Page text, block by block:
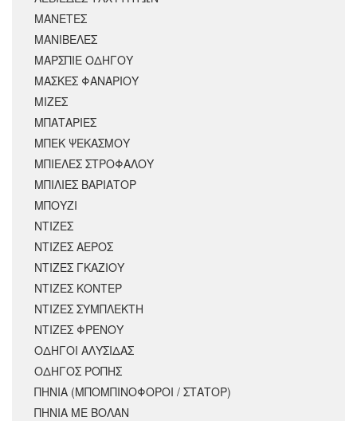
ΜΑΝΕΤΕΣ
ΜΑΝΙΒΕΛΕΣ
ΜΑΡΣΠΙΕ ΟΔΗΓΟΥ
ΜΑΣΚΕΣ ΦΑΝΑΡΙΟΥ
ΜΙΖΕΣ
ΜΠΑΤΑΡΙΕΣ
ΜΠΕΚ ΨΕΚΑΣΜΟΥ
ΜΠΙΕΛΕΣ ΣΤΡΟΦΑΛΟΥ
ΜΠΙΛΙΕΣ ΒΑΡΙΑΤΟΡ
ΜΠΟΥΖΙ
ΝΤΙΖΕΣ
ΝΤΙΖΕΣ ΑΕΡΟΣ
ΝΤΙΖΕΣ ΓΚΑΖΙΟΥ
ΝΤΙΖΕΣ ΚΟΝΤΕΡ
ΝΤΙΖΕΣ ΣΥΜΠΛΕΚΤΗ
ΝΤΙΖΕΣ ΦΡΕΝΟΥ
ΟΔΗΓΟΙ ΑΛΥΣΙΔΑΣ
ΟΔΗΓΟΣ ΡΟΠΗΣ
ΠΗΝΙΑ (ΜΠΟΜΠΙΝΟΦΟΡΟΙ / ΣΤΑΤΟΡ)
ΠΗΝΙΑ ΜΕ ΒΟΛΑΝ